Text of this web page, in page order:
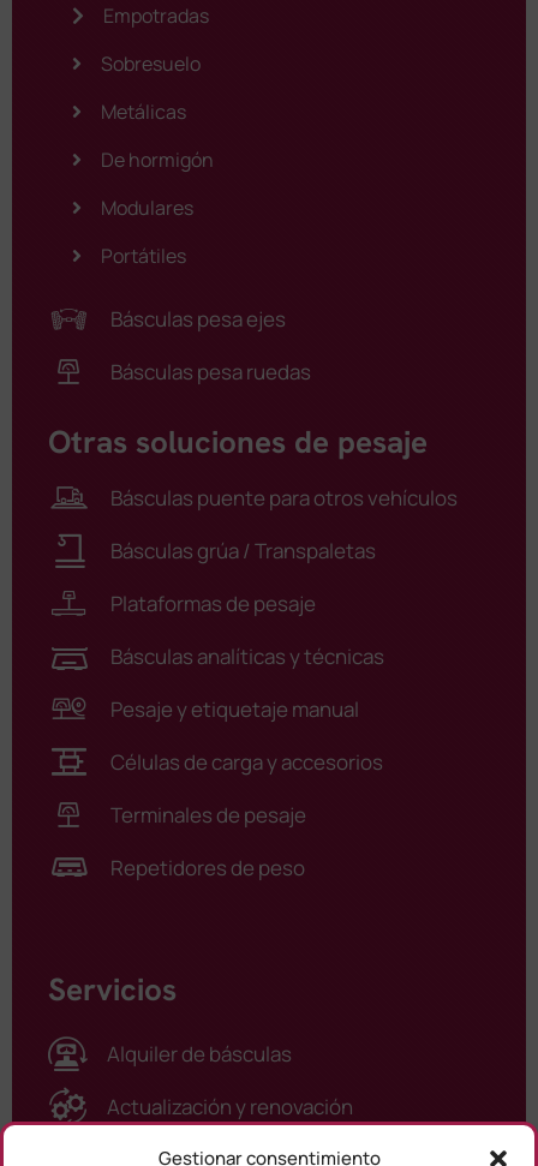
Gestionar consentimiento
Empotradas
Sobresuelo
Metálicas
De hormigón
Modulares
Portátiles
Básculas pesa ejes
Básculas pesa ruedas
Otras soluciones de pesaje
Básculas puente para otros vehículos
Básculas grúa / Transpaletas
Plataformas de pesaje
Básculas analíticas y técnicas
Pesaje y etiquetaje manual
Células de carga y accesorios
Terminales de pesaje
Repetidores de peso
Servicios
Alquiler de básculas
Actualización y renovación
Asistencia técnica / Calibraciones